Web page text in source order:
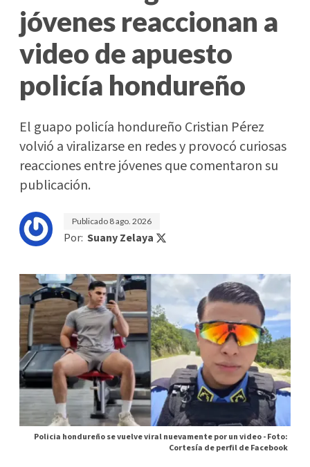
jóvenes reaccionan a
video de apuesto
policía hondureño
El guapo policía hondureño Cristian Pérez
volvió a viralizarse en redes y provocó curiosas
reacciones entre jóvenes que comentaron su
publicación.
Publicado 8 ago. 2026
Por: Suany Zelaya
Policia hondureño se vuelve viral nuevamente por un video -Foto:
Cortesía de perfil de Facebook